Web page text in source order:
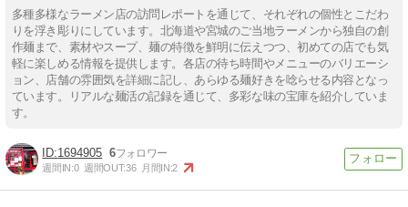
多種多様なラーメン店の訪問レポートを通じて、それぞれの個性とこだわ
りを浮き彫りにしています。北海道や宮城のご当地ラーメンから独自の創
作麺まで、素材やスープ、麺の特徴を鮮明に伝えつつ、初めての店でも気
軽に楽しめる情報を提供します。各店の待ち時間やメニューのバリエーシ
ョン、店舗の雰囲気を詳細に記し、あらゆる麺好きを唸らせる内容となっ
ています。リアルな麺活の記録を通じて、多彩な味の宝庫を紹介していま
す。
1694905 6
週間IN:0 週間OUT:36 月間IN:2